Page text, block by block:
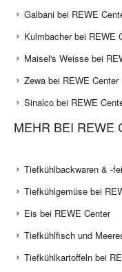
Galbani bei REWE
Kulmbacher bei REWE
Maisel's Weisse bei
Zewa bei REWE Center
Sinalco bei REWE
MEHR BEI REWE
Tiefkühlbackwaren & -
Tiefkühlgemüse bei
Eis bei REWE Center
Tiefkühlfisch und
Tiefkühlkartoffeln bei